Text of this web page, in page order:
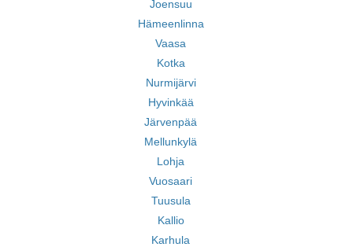
Joensuu
Hämeenlinna
Vaasa
Kotka
Nurmijärvi
Hyvinkää
Järvenpää
Mellunkylä
Lohja
Vuosaari
Tuusula
Kallio
Karhula